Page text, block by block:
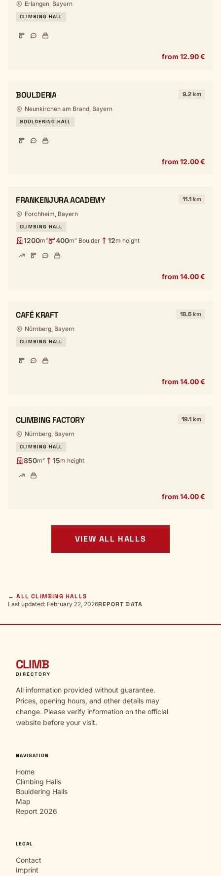
Erlangen, Bayern
CLIMBING HALL
from 12.90 €
BOULDERIA 9.2 km
Neunkirchen am Brand, Bayern
BOULDERING HALL
from 12.00 €
FRANKENJURA ACADEMY 11.1 km
Forchheim, Bayern
CLIMBING HALL
1200m² 400m² Boulder 12m height
from 14.00 €
CAFÉ KRAFT 18.6 km
Nürnberg, Bayern
CLIMBING HALL
from 14.00 €
CLIMBING FACTORY 19.1 km
Nürnberg, Bayern
CLIMBING HALL
850m² 15m height
from 14.00 €
VIEW ALL HALLS
← ALL CLIMBING HALLS
Last updated: February 22, 2026REPORT DATA
CLIMB
DIRECTORY
All information provided without guarantee.
Prices, opening hours, and other details may
change. Please verify information on the official
website before your visit.
NAVIGATION
Home
Climbing Halls
Bouldering Halls
Map
Report 2026
LEGAL
Contact
Imprint